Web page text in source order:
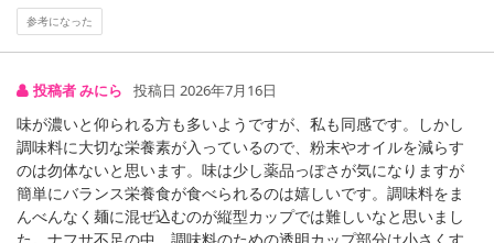
【完全メシ 日清焼そばU.F.O. ぶっ濃い屋台風焼そば】
参考になった
投稿者 みにら 投稿日 2026年7月16日
味が濃いと仰られる方も多いようですが、私も同感です。しかし
調味料に大切な栄養素が入っているので、粉末やオイルを減らす
のは勿体ないと思います。味は少し薬品っぽさが気になりますが
簡単にバランス栄養食が食べられるのは嬉しいです。調味料をま
んべんなく麺に混ぜ込むのが縦型カップでは難しいなと思いまし